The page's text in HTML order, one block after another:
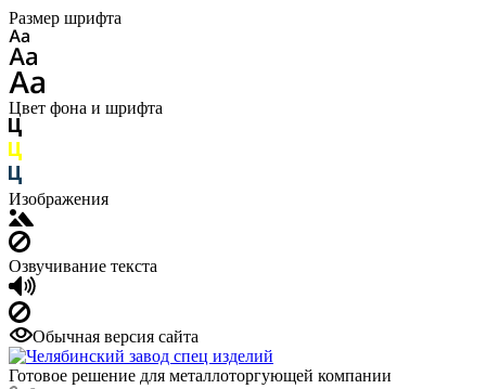
Размер шрифта
Цвет фона и шрифта
Изображения
Озвучивание текста
Обычная версия сайта
Готовое решение для металлоторгующей компании